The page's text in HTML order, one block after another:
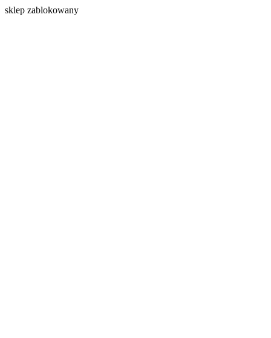
sklep zablokowany